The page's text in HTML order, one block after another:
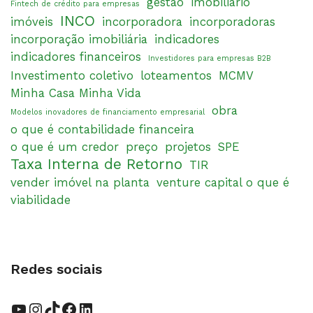
Fintech de crédito para empresas
imóveis
INCO incorporadora incorporadoras
incorporação imobiliária indicadores
indicadores financeiros
Investidores para empresas B2B
Investimento coletivo loteamentos MCMV
Minha Casa Minha Vida
Modelos inovadores de financiamento empresarial
obra
o que é contabilidade financeira
o que é um credor preço projetos SPE
Taxa Interna de Retorno TIR
vender imóvel na planta venture capital o que é
viabilidade
Redes sociais